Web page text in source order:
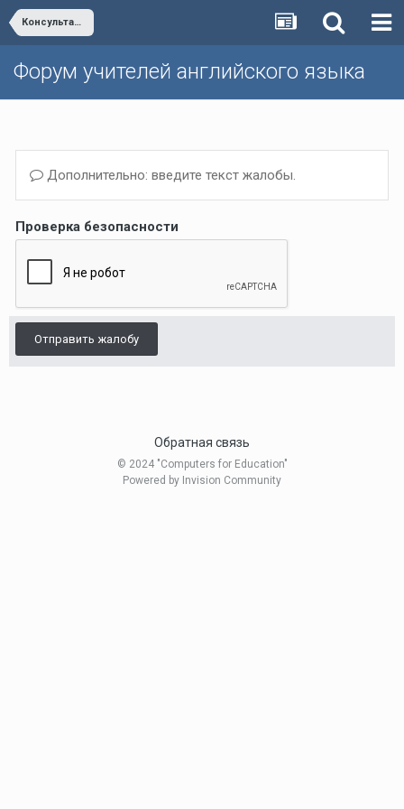
Консультация с авторами учебников "Millie"
Форум учителей английского языка
Дополнительно: введите текст жалобы.
Проверка безопасности
Отправить жалобу
Обратная связь
© 2024 "Computers for Education"
Powered by Invision Community